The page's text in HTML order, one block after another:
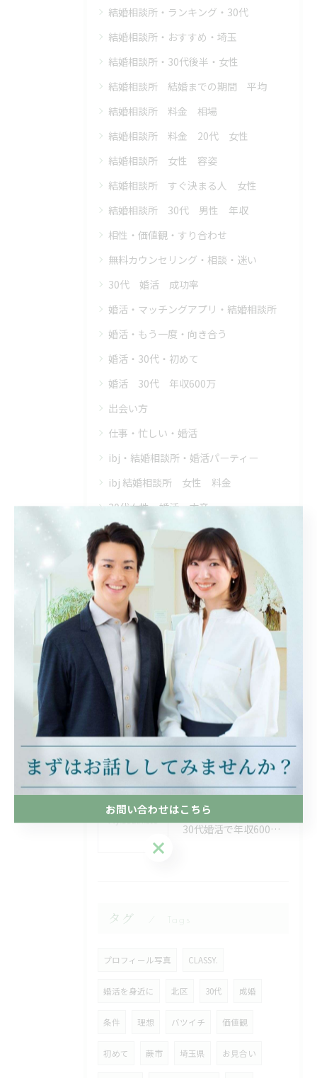
結婚相談所・ランキング・30代
結婚相談所・おすすめ・埼玉
結婚相談所・30代後半・女性
結婚相談所 結婚までの期間 平均
結婚相談所 料金 相場
結婚相談所 料金 20代 女性
結婚相談所 女性 容姿
結婚相談所 すぐ決まる人 女性
結婚相談所 30代 男性 年収
相性・価値観・すり合わせ
無料カウンセリング・相談・迷い
30代 婚活 成功率
婚活・マッチングアプリ・結婚相談所
婚活・もう一度・向き合う
婚活・30代・初めて
婚活 30代 年収600万
出会い方
仕事・忙しい・婚活
ibj・結婚相談所・婚活パーティー
ibj 結婚相談所 女性 料金
30代女性・婚活・本音
30代・婚活・結婚相談所
最近の投稿 Recent Posts
2026/08/09
結婚相談所の活用方法と埼玉県児玉郡美里町で成婚までの平均期間を徹底解説
2026/08/08
30代婚活で年収600万の条件が埼玉県秩父郡東秩父村でどの程度有利か徹底解析
タグ
プロフィール写真 CLASSY.
婚活を身近に 北区 30代 成婚
条件 理想 バツイチ 価値観
初めて 蕨市 埼玉県 お見合い
お問い合わせはこちら
お問い合わせはこちら